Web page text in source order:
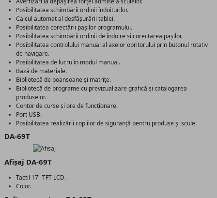
Posibilitatea schimbării ordinii îndoiturilor.
Calcul automat al desfășurării tablei.
Posibilitatea corectării pașilor programului.
Posibilitatea schimbării ordinii de îndoire și corectarea pașilor.
Posibilitatea controlului manual al axelor opritorului prin butonul rotativ
de navigare.
Posibilitatea de lucru în modul manual.
Bază de materiale.
Bibliotecă de poansoane și matrițe.
Bibliotecă de programe cu previzualizare grafică și catalogarea
produselor.
Contor de curse și ore de funcționare.
Port USB.
Posibilitatea realizării copiilor de siguranță pentru produse și scule.
DA-69T
Afișaj DA-69T
Tactil 17" TFT LCD.
Color.